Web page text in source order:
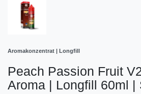
Aromakonzentrat | Longfill
Peach Passion Fruit
Aroma | Longfill 60ml |